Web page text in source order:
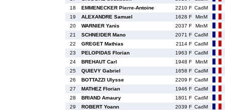
18
EMMENECKER Pierre-Antoine 2210 F CadM
19
ALEXANDRE Samuel 1628 F
MinM
20
WARNIER Yanis 2037 F
MinM
21
SCHNEIDER Mano 2071 F CadM
22
GREGET Mathias 2114 F CadM
23
PELOPIDAS Florian 1963 F CadM
24
BREHAUT Carl 1948 F
MinM
25
QUIEVY Gabriel 1658 F CadM
26
BOTTAZZI Ulysse 2209 F CadM
27
MATHEZ Florian 1946 F CadM
28
BRIAND Amaury 1801 F CadM
29
ROBERT Yoann 2039 F CadM